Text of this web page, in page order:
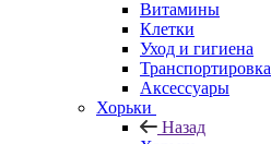
Витамины
Клетки
Уход и гигиена
Транспортировка
Аксессуары
Хорьки
Назад